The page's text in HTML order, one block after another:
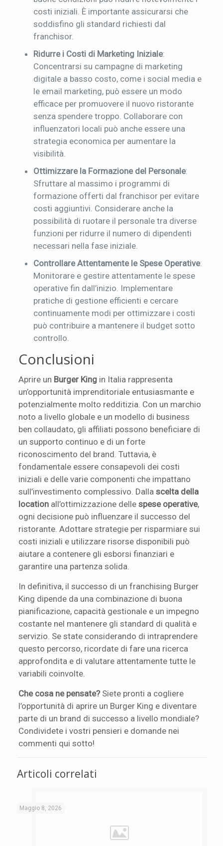
costi iniziali. È importante assicurarsi che
soddisfino gli standard richiesti dal
franchisor.
Ridurre i Costi di Marketing Iniziale:
Concentrarsi su campagne di marketing
digitale a basso costo, come i social media e
le email marketing, può essere un modo
efficace per promuovere il nuovo ristorante
senza spendere troppo. Collaborare con
influenzatori locali può anche essere una
strategia economica per aumentare la
visibilità.
Ottimizzare la Formazione del Personale:
Sfruttare al massimo i programmi di
formazione offerti dal franchisor per evitare
costi aggiuntivi. Considerare anche la
possibilità di ruotare il personale tra diverse
funzioni per ridurre il numero di dipendenti
necessari nella fase iniziale.
Controllare Attentamente le Spese Operative:
Monitorare e gestire attentamente le spese
operative fin dall’inizio. Implementare
pratiche di gestione efficienti e cercare
continuamente modi per ottimizzare i costi
può contribuire a mantenere il budget sotto
controllo.
Conclusioni
Aprire un Burger King in Italia rappresenta
un’opportunità imprenditoriale entusiasmante e
potenzialmente molto redditizia. Con un marchio
noto a livello globale e un modello di business
ben collaudato, gli affiliati possono beneficiare di
un supporto continuo e di un forte
riconoscimento del brand. Tuttavia, è
fondamentale essere consapevoli dei costi
iniziali e delle varie componenti che impattano
sull’investimento complessivo. Dallascelta della
location all’ottimizzazione dellespese operative,
ogni decisione può influenzare il successo del
ristorante. Adottare strategie per risparmiare sui
costi iniziali e utilizzare risorse disponibili può
aiutare a contenere gli esborsi finanziari e
garantire una partenza solida.
In definitiva, il successo di un franchising Burger
King dipende da una combinazione di buona
pianificazione, capacità gestionale e un impegno
costante nel mantenere gli standard di qualità e
servizio. Se state considerando di intraprendere
questo percorso, ricordate di fare una ricerca
approfondita e di valutare attentamente tutte le
variabili coinvolte.
Che cosa ne pensate?Siete pronti a cogliere
l’opportunità di aprire un Burger King e diventare
parte di un brand di successo a livello mondiale?
Condividete i vostri pensieri e domande nei
commenti qui sotto!
Articoli correlati
Maggio 8, 2026